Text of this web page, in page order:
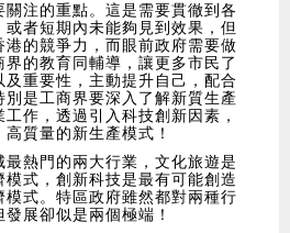
注的重點。這是需要貫徹到各
者短期內未能夠見到效果，但
的競爭力，而眼前政府需要做
的教育同輔導，讓更多市民了
重要性，主動提升自己，配合
是工商界要深入了解新質生產
作，透過引入科技創新因素，
質量的新生產模式！
熱門的兩大行業，文化旅遊是
式，創新科技是最有可能創造
式。特區政府雖然都對兩種行
展卻似是兩個極端！